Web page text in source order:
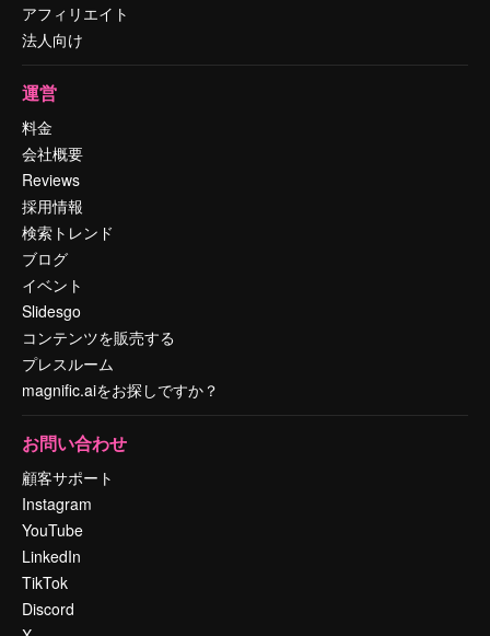
アフィリエイト
法人向け
運営
料金
会社概要
Reviews
採用情報
検索トレンド
ブログ
イベント
Slidesgo
コンテンツを販売する
プレスルーム
magnific.aiをお探しですか？
お問い合わせ
顧客サポート
Instagram
YouTube
LinkedIn
TikTok
Discord